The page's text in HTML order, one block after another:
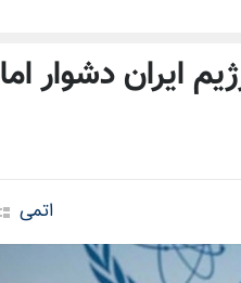
ایران دشوار اما
اتمی